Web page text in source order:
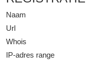
Naam
Url
Whois
IP-adres range